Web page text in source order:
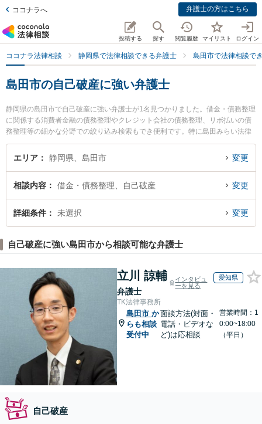
ココナラへ 弁護士の方はこちら
投稿する 探す 閲覧履歴 マイリスト ログイン
ココナラ法律相談 静岡県で法律相談できる弁護士 島田市で法律相談で
島田市の自己破産に強い弁護士
静岡県の島田市で自己破産に強い弁護士が1名見つかりました。借金・債務整理
に関係する消費者金融の債務整理やクレジット会社の債務整理、リボ払いの債
務整理等の細かな分野での絞り込み検索もでき便利です。特に島田みらい法律
事務所の鳥居 恭子弁護士のプロフィール情報や弁護士費用、強みなどが注目さ
れています。『島田市で土日や夜間に発生した自己破産のトラブルを今すぐに
相談予約したい』などでお困りの相談者さんにおすすめです。
エリア 静岡県、島田市 変更
相談内容 借金・債務整理、自己破産 変更
詳細条件 未選択 変更
自己破産に強い島田市から相談可能な弁護士
立川 諒輔
弁護士
インタビュ
ーを見る
愛知県
TK法律事務所
島田市 か
らも相談
受付中
面談方法(対面・
電話・ビデオな
ど)は応相談
営業時間：1
0:00~18:00
（平日）
自己破産